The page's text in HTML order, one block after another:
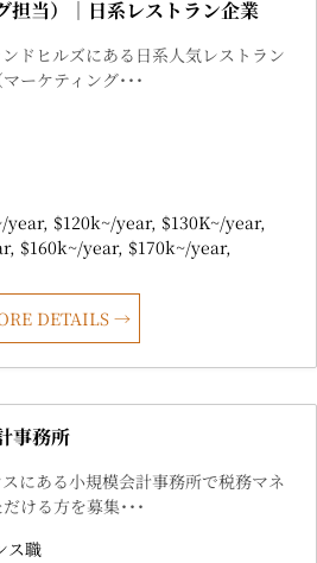
担当）｜日系レストラン企業
ドヒルズにある日系人気レストラン
ーケティング･･･
year $120k~/year $130K~/year
$160k~/year $170k~/year
DETAILS
事務所
にある小規模会計事務所で税務マネ
ける方を募集･･･
ス職